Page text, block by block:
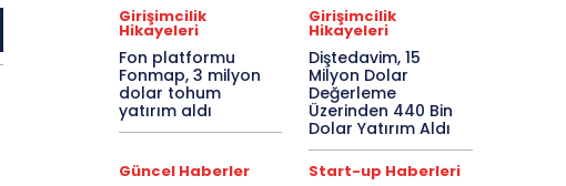
Girişimcilik
Hikayeleri
Fon platformu
Fonmap, 3 milyon
dolar tohum
yatırım aldı
Girişimcilik
Hikayeleri
Diştedavim, 15
Milyon Dolar
Değerleme
Üzerinden 440 Bin
Dolar Yatırım Aldı
Güncel Haberler Start-up Haberleri